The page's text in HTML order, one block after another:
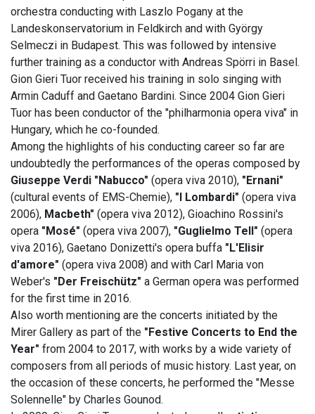
orchestra conducting with Laszlo Pogany at the
Landeskonservatorium in Feldkirch and with György
Selmeczi in Budapest. This was followed by intensive
further training as a conductor with Andreas Spörri in Basel.
Gion Gieri Tuor received his training in solo singing with
Armin Caduff and Gaetano Bardini. Since 2004 Gion Gieri
Tuor has been conductor of the "philharmonia opera viva" in
Hungary, which he co-founded.
Among the highlights of his conducting career so far are
undoubtedly the performances of the operas composed by
Giuseppe Verdi "Nabucco" (opera viva 2010), "Ernani"
(cultural events of EMS-Chemie), "I Lombardi" (opera viva
2006), Macbeth" (opera viva 2012), Gioachino Rossini's
opera "Mosé" (opera viva 2007), "Guglielmo Tell" (opera
viva 2016), Gaetano Donizetti's opera buffa "L'Elisir
d'amore" (opera viva 2008) and with Carl Maria von
Weber's "Der Freischütz" a German opera was performed
for the first time in 2016.
Also worth mentioning are the concerts initiated by the
Mirer Gallery as part of the "Festive Concerts to End the
Year" from 2004 to 2017, with works by a wide variety of
composers from all periods of music history. Last year, on
the occasion of these concerts, he performed the "Messe
Solennelle" by Charles Gounod.